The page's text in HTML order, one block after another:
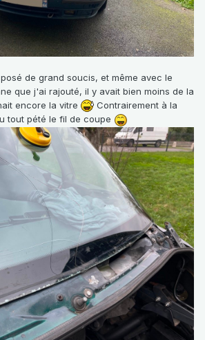
de grand soucis, et même avec le
que j'ai rajouté, il y avait bien moins de la
encore la vitre
Contrairement à la
tout pété le fil de coupe